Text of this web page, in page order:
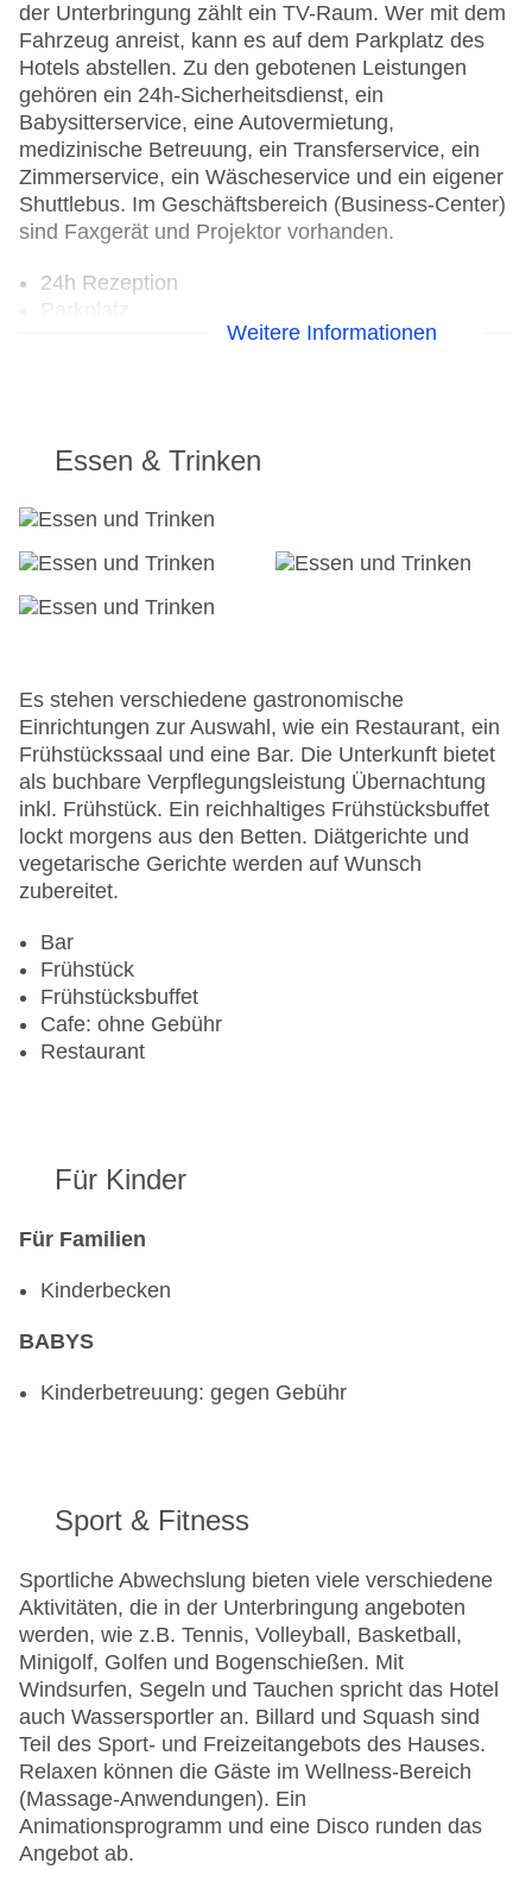
der Unterbringung zählt ein TV-Raum. Wer mit dem
Fahrzeug anreist, kann es auf dem Parkplatz des
Hotels abstellen. Zu den gebotenen Leistungen
gehören ein 24h-Sicherheitsdienst, ein
Babysitterservice, eine Autovermietung,
medizinische Betreuung, ein Transferservice, ein
Zimmerservice, ein Wäscheservice und ein eigener
Shuttlebus. Im Geschäftsbereich (Business-Center)
sind Faxgerät und Projektor vorhanden.
24h Rezeption
Check-in von: 14:00:00
Hoteleröffnung: 2006
Hotelsafe
Letzte umfassende Renovierung: 2012
Lift
Anzahl der Konferenzräume: 1
Sonnenterrasse: ohne Gebühr
Gesamtanzahl der Stockwerke: 5
Gesamtanzahl der Zimmer: 57
Pools:Kinderbecken
Zahlungsarten: American Express, Diners Club,
EC Maestro, Mastercard, Visa
Landeskategorie: 4 Sterne
Weitere Informationen
Essen & Trinken
Es stehen verschiedene gastronomische
Einrichtungen zur Auswahl, wie ein Restaurant, ein
Frühstückssaal und eine Bar. Die Unterkunft bietet
als buchbare Verpflegungsleistung Übernachtung
inkl. Frühstück. Ein reichhaltiges Frühstücksbuffet
lockt morgens aus den Betten. Diätgerichte und
vegetarische Gerichte werden auf Wunsch
zubereitet.
Bar
Frühstück
Frühstücksbuffet
Cafe: ohne Gebühr
Restaurant
Für Kinder
Für Familien
Kinderbecken
BABYS
Kinderbetreuung: gegen Gebühr
Sport & Fitness
Sportliche Abwechslung bieten viele verschiedene
Aktivitäten, die in der Unterbringung angeboten
werden, wie z.B. Tennis, Volleyball, Basketball,
Minigolf, Golfen und Bogenschießen. Mit
Windsurfen, Segeln und Tauchen spricht das Hotel
auch Wassersportler an. Billard und Squash sind
Teil des Sport- und Freizeitangebots des Hauses.
Relaxen können die Gäste im Wellness-Bereich
(Massage-Anwendungen). Ein
Animationsprogramm und eine Disco runden das
Angebot ab.